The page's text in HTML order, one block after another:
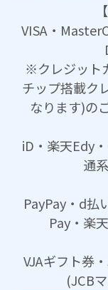
VISA・
※クレジット
チップ搭載ク
なります)の
iD・楽天Edy
通
PayPay・d払
Pay・楽
VJAギフト券
(JCB